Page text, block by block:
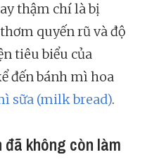
thậm chí là bị
quyến rũ và độ
tiêu biểu của
đến bánh mì hoa
sữa (milk bread).
không còn làm